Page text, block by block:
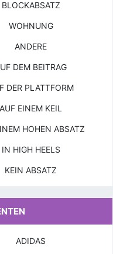
BLOCKABSATZ
WOHNUNG
ANDERE
DEM BEITRAG
DER PLATTFORM
AUF EINEM KEIL
HOHEN ABSATZ
IN HIGH HEELS
KEIN ABSATZ
ADIDAS